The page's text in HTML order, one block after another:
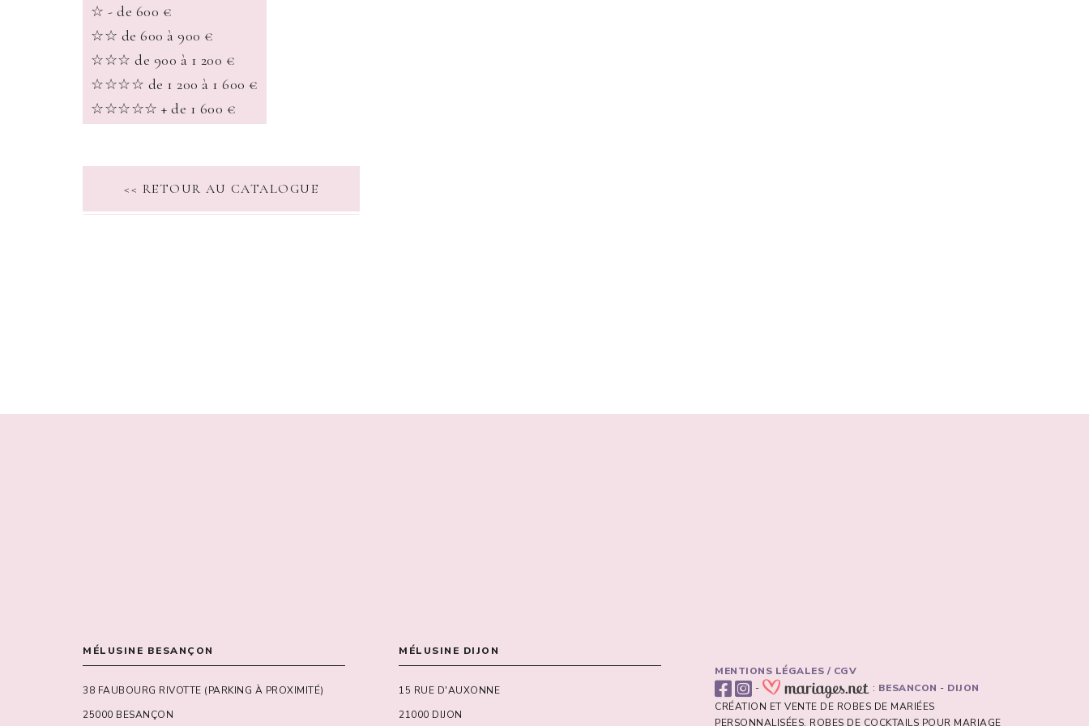
☆ - de 600 €
☆☆ de 600 à 900 €
☆☆☆ de 900 à 1 200 €
☆☆☆☆ de 1 200 à 1 600 €
☆☆☆☆☆ + de 1 600 €
<< RETOUR AU CATALOGUE
MÉLUSINE BESANÇON
38 FAUBOURG RIVOTTE (PARKING À PROXIMITÉ)
25000 BESANÇON
MÉLUSINE DIJON
15 RUE D'AUXONNE
21000 DIJON
MENTIONS LÉGALES / CGV
-
: BESANCON - DIJON
CRÉATION ET VENTE DE ROBES DE MARIÉES
PERSONNALISÉES, ROBES DE COCKTAILS POUR MARIAGE